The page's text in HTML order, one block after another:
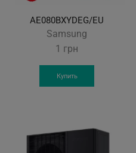
AE080BXYDEG/EU
Samsung
1 грн
Купить